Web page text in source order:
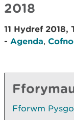
2018
11 Hydref 2018,
- Agenda,
Fforwm